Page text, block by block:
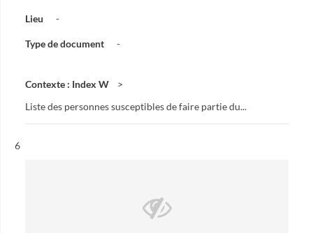
Lieu -
Type de document -
Contexte : Index W
Liste des personnes susceptibles de faire partie du...
Résultat n°
6